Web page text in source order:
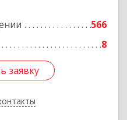
566
8
заявку
заявку